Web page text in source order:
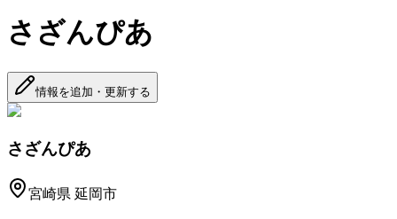
さざんぴあ
情報を追加・更新する
さざんぴあ
宮崎県 延岡市